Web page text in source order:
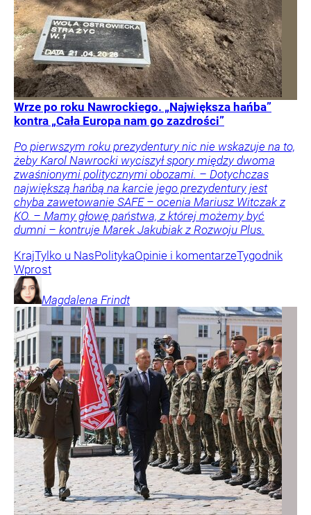
Wrze po roku Nawrockiego. „Największa hańba”
kontra „Cała Europa nam go zazdrości”
Po pierwszym roku prezydentury nic nie wskazuje na to,
żeby Karol Nawrocki wyciszył spory między dwoma
zwaśnionymi politycznymi obozami. – Dotychczas
największą hańbą na karcie jego prezydentury jest
chyba zawetowanie SAFE – ocenia Mariusz Witczak z
KO. – Mamy głowę państwa, z której możemy być
dumni – kontruje Marek Jakubiak z Rozwoju Plus.
KrajTylko u NasPolitykaOpinie i komentarzeTygodnik
Wprost
Magdalena Frindt